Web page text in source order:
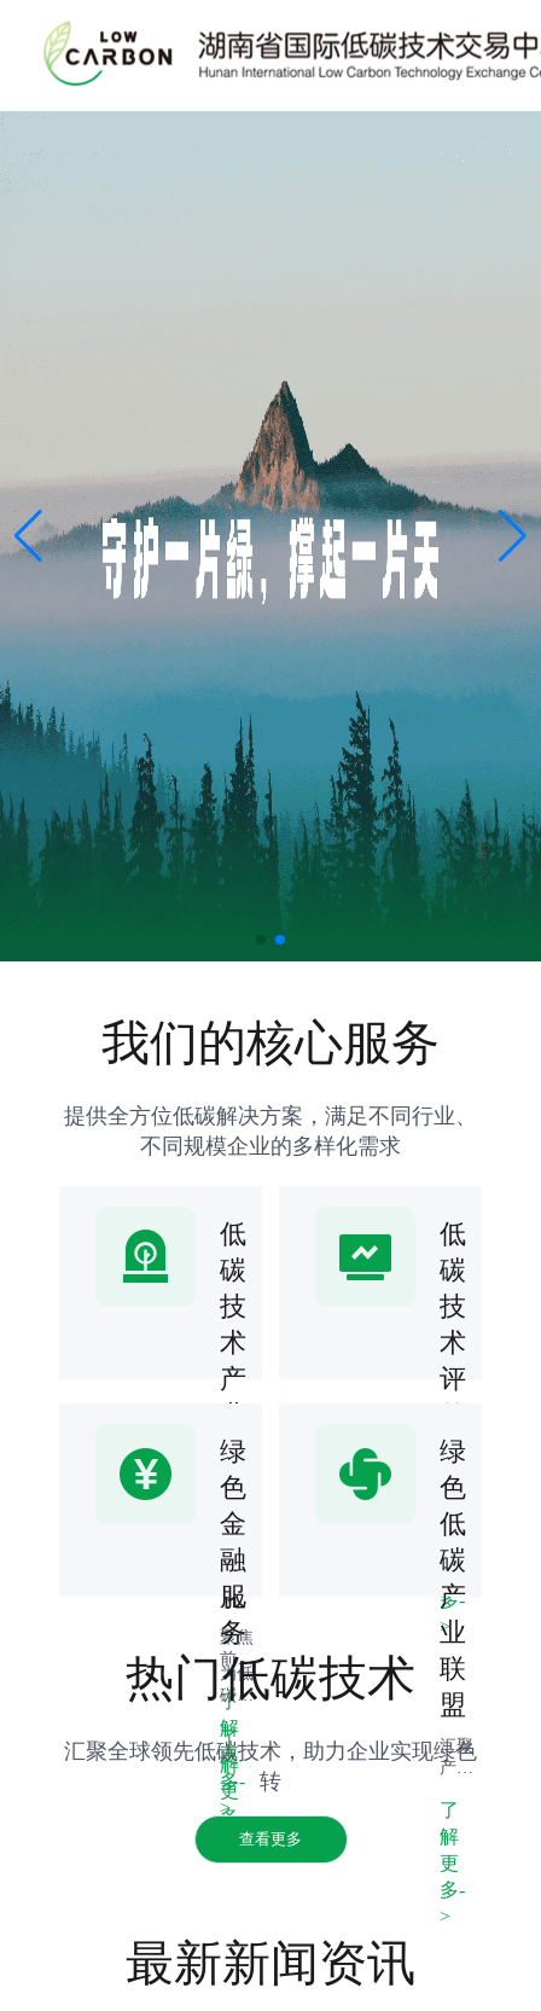
我们的核心服务
提供全方位低碳解决方案，满足不同行业、
不同规模企业的多样化需求
低
碳
技
术
产
研
究
及
孵
化
聚焦
前沿
低碳
技术
研
发，
提供
孵化
支
持，
程。
了
解
更
多-
>
低
碳
技
术
评
专业
评估
团队
提供
低碳
技术
可行
性分
析，
为企
业技
术选
型提
供科
学
据。
了
解
更
多-
>
绿
色
金
融
服
务
为低
碳项
目提
供融
资支
持，
创新
金融
产
可持
续发
展项
了
解
更
多-
绿
色
低
碳
产
业
联
盟
汇聚
产业
下游
资
源，
搭建
合作
平
了
解
更
多-
>
热门低碳技术
汇聚全球领先低碳技术，助力企业实现绿色
转
查看更多
最新新闻资讯